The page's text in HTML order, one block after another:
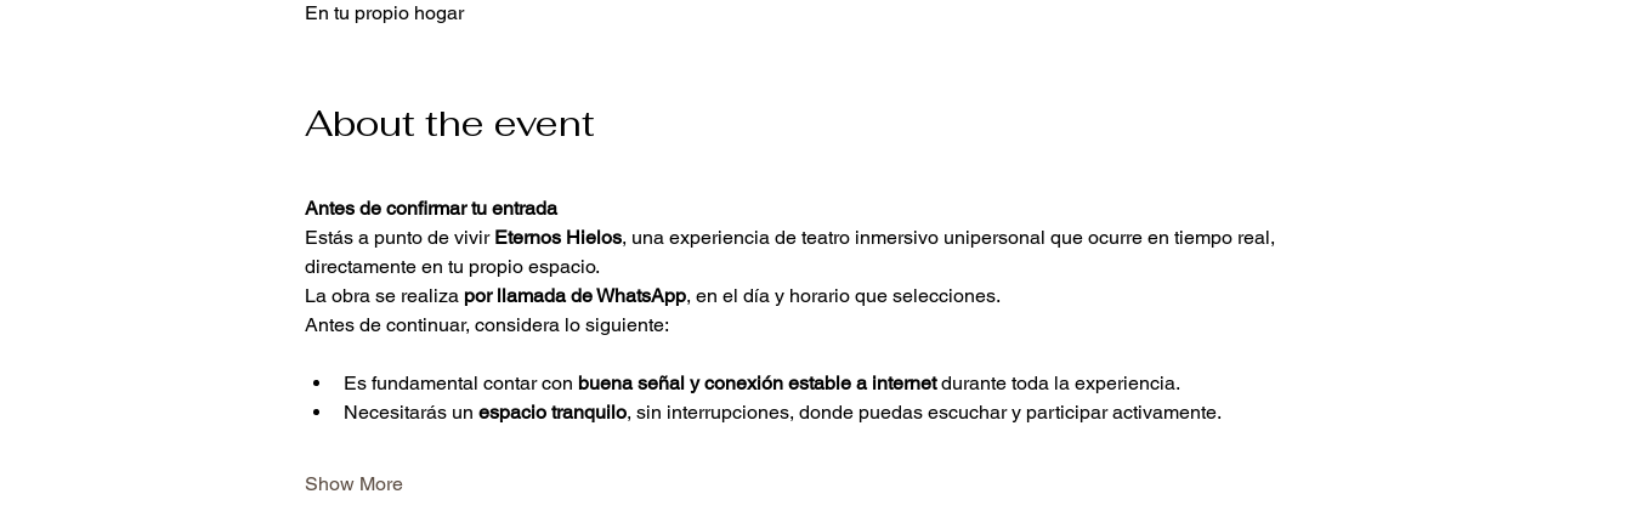
En tu propio hogar
About the event
Antes de confirmar tu entrada
Estás a punto de vivir Eternos Hielos, una experiencia de teatro inmersivo unipersonal que ocurre en tiempo real,
directamente en tu propio espacio.
La obra se realiza por llamada de WhatsApp, en el día y horario que selecciones.
Antes de continuar, considera lo siguiente:
Es fundamental contar con buena señal y conexión estable a internet durante toda la experiencia.
Necesitarás un espacio tranquilo, sin interrupciones, donde puedas escuchar y participar activamente.
Show More